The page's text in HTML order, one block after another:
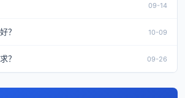
09-14
？ 10-09
？ 09-26